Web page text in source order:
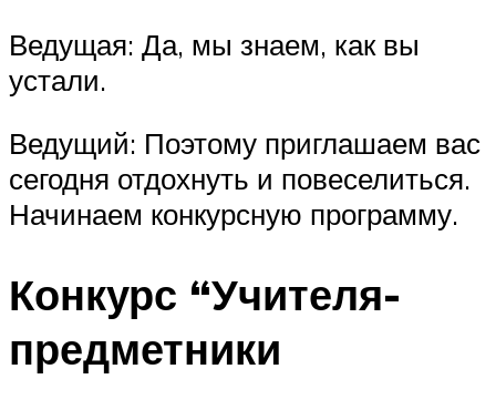
Ведущая: Да, мы знаем, как вы
устали.
Ведущий: Поэтому приглашаем вас
сегодня отдохнуть и повеселиться.
Начинаем конкурсную программу.
Конкурс “Учителя-
предметники